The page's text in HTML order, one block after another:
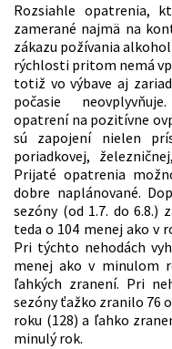
Rozsiahle opatrenia,
zamerané najmä na
zákazu požívania
rýchlosti pritom nemá
totiž vo výbave aj
počasie
opatrení na pozitívne
sú zapojení nielen
poriadkovej,
Prijaté opatrenia
dobre naplánované.
sezóny (od 1.7. do 6.8.)
teda o 104 menej ako v
Pri týchto nehodách
menej ako v minulom
ľahkých zranení. Pri
sezóny ťažko zranilo 76
roku (128) a ľahko
minulý rok.